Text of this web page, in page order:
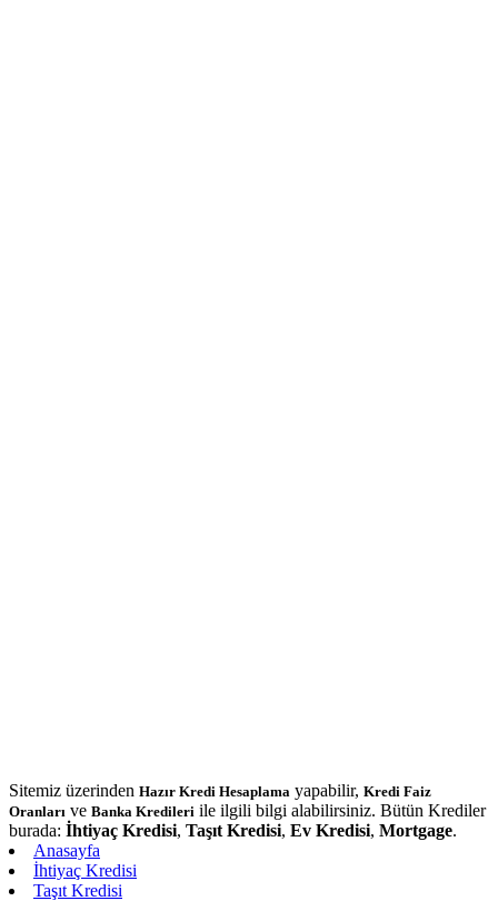
Sitemiz üzerinden Hazır Kredi Hesaplama yapabilir, Kredi Faiz
Oranları ve Banka Kredileri ile ilgili bilgi alabilirsiniz. Bütün Krediler
burada: İhtiyaç Kredisi, Taşıt Kredisi, Ev Kredisi, Mortgage.
Anasayfa
İhtiyaç Kredisi
Taşıt Kredisi